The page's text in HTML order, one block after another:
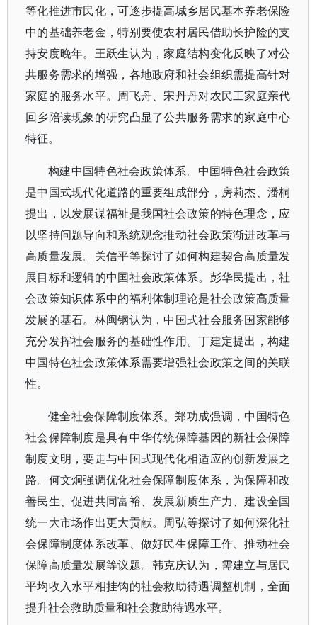
等化推进市民化，可逐步提高城乡居民基本养老保险
中的基础养老金，特别要使农村居民借助长护险的支
持安度晚年。王跃生认为，家庭结构变化反映了对公
共服务需求的增强，各地政府和社会组织需提高针对
家庭的服务水平。周飞舟、宋丹丹对农民工家庭亲代
回乡陪读现象的研究凸显了公共服务需求的家庭中心
特征。
构建中国特色社会政策体系。中国特色社会政策
是中国式现代化道路的重要组成部分，房莉杰、潘桐
提出，以发展谋福祉是我国社会政策的特色理念，应
以坚持问题导向和系统观念推动社会政策渐进改革与
高质量发展。关信平等探讨了如何构建契合高质量发
展目标和逻辑的中国社会政策体系。彭华民提出，社
会政策知识体系中的福利体制理论是社会政策高质量
发展的基石。林闽钢认为，中国式社会服务国家能够
充分发挥社会服务的基础性作用。丁建定提出，构建
中国特色社会政策体系需要增强社会政策之间的关联
性。
健全社会保障制度体系。郑功成强调，中国特色
社会保障制度是具有中华传统保障基因的新社会保障
制度文明，要走与中国式现代化相适应的创新发展之
路。何文炯强调优化社会保障制度体系，为保障和改
善民生、促进共同富裕、发展新质生产力、建设全国
统一大市场作出更大贡献。周弘等探讨了如何深化社
会保障制度体系改革、做好民生保障工作、推动社会
保障高质量发展等议题。韩克庆认为，需建立与居民
平均收入水平相挂钩的社会救助待遇调整机制，全面
提升社会救助质量和社会救助待遇水平。